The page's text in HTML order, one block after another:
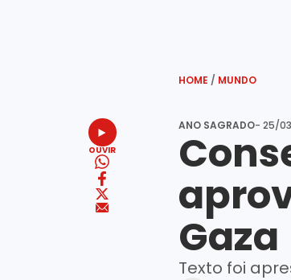
HOME / MUNDO
OUVIR
ANO SAGRADO- 25/
Gaza
Texto foi